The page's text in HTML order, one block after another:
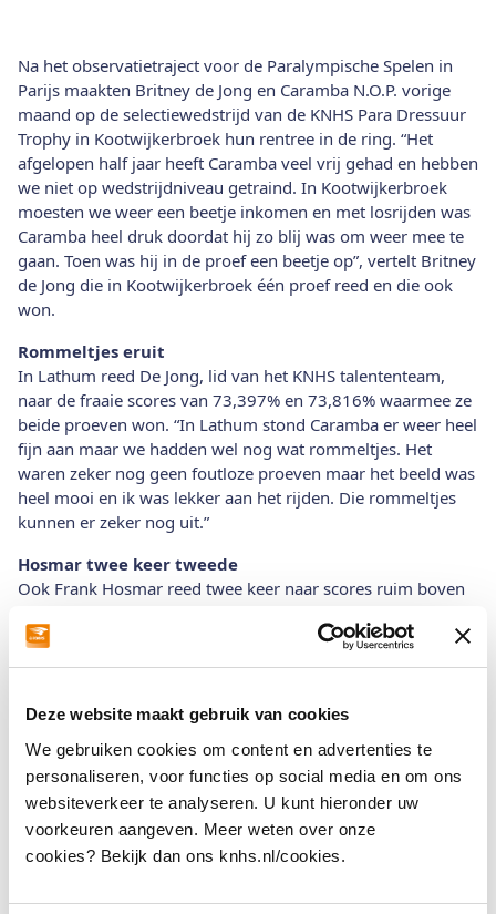
Deze website maakt gebruik van cookies
We gebruiken cookies om content en advertenties te
personaliseren, voor functies op social media en om ons
websiteverkeer te analyseren. U kunt hieronder uw
voorkeuren aangeven. Meer weten over onze
cookies? Bekijk dan ons knhs.nl/cookies.
Na het observatietraject voor de Paralympische Spelen in
Parijs maakten Britney de Jong en Caramba N.O.P. vorige
maand op de selectiewedstrijd van de KNHS Para Dressuur
Trophy in Kootwijkerbroek hun rentree in de ring. “Het
afgelopen half jaar heeft Caramba veel vrij gehad en hebben
we niet op wedstrijdniveau getraind. In Kootwijkerbroek
moesten we weer een beetje inkomen en met losrijden was
Caramba heel druk doordat hij zo blij was om weer mee te
gaan. Toen was hij in de proef een beetje op”, vertelt Britney
de Jong die in Kootwijkerbroek één proef reed en die ook
won.
Rommeltjes eruit
In Lathum reed De Jong, lid van het KNHS talententeam,
naar de fraaie scores van 73,397% en 73,816% waarmee ze
beide proeven won. “In Lathum stond Caramba er weer heel
fijn aan maar we hadden wel nog wat rommeltjes. Het
waren zeker nog geen foutloze proeven maar het beeld was
heel mooi en ik was lekker aan het rijden. Die rommeltjes
kunnen er zeker nog uit.”
Hosmar twee keer tweede
Ook Frank Hosmar reed twee keer naar scores ruim boven
71,474% en 72,039%. Daarnaast werd Hosmar in de Grand
Dubbele zege voor Van der Horst
In de gecombineerde Grade I, II en III was Rixt van der
Horst met Eisma's Royal Fonq N.O.P. een klasse apart. De
combinatie reed naar de topscores van 78,083% en
79,167% en won daarmee met afstand beide proeven. De
tweede plaatsen werden bezet door Tessa Baaijens-Van de
Happy Hero II met 71,917%. Aniek Verploegh en Corneille